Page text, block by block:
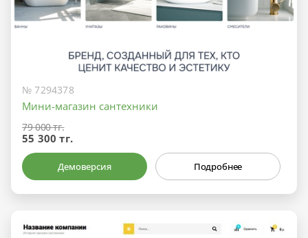
№ 7294378
Мини-магазин сантехники
79 000 тг.
55 300 тг.
Демоверсия Подробнее